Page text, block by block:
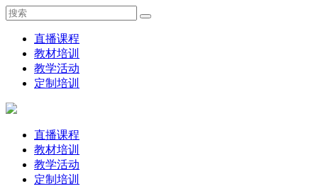
直播课程
教材培训
教学活动
定制培训
直播课程
教材培训
教学活动
定制培训